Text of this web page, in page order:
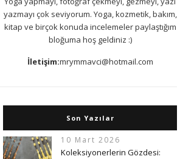
yazmayı çok seviyorum. Yoga, kozmetik, bakım,
kitap ve birçok konuda incelemeler paylaştığım
bloğuma hoş geldiniz :)
İletişim:mrymmavci@hotmail.com
Son Yazılar
10 Mart 2026
Koleksiyonerlerin Gözdesi: